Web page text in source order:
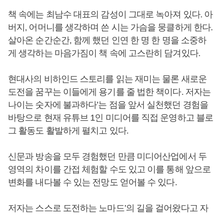
책 속에는 최남수 대표의 감성이 그대로 녹아져 있다. 아
버지, 어머니를 생각하며 쓴 시는 가슴을 뭉클하게 한다.
살아온 순간순간, 함께 했던 인연 한 명 한 명을 소중하
게 생각하는 마음가짐이 책 속에 고스란히 담겨있다.
현대사의 비하인드 스토리를 읽는 재미는 물론 새로운
도전을 꿈꾸는 이들에게 용기를 줄 법한 책이다. 저자는
나이는 숫자에 불과하다’는 점을 앞서 실천했던 경험을
바탕으로 현재 유튜브 1인 미디어를 직접 운영하고 블로
그 활동도 활발하게 펼치고 있다.
신문과 방송을 모두 경험했던 만큼 미디어산업에서 두
영역의 차이를 간접 체험할 수도 있고 이를 통해 앞으로
변화를 내다볼 수 있는 전망도 얻어볼 수 있다.
저자는 스스로 도전하는 노마드’의 길을 걸어왔다고 자